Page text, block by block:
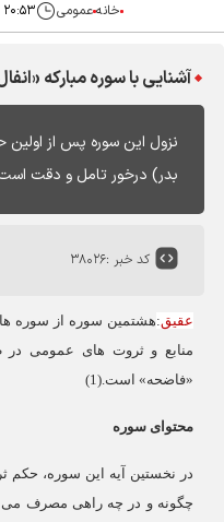
خانهعمومی ۲۰:۵۳
آشنایی با سوره مبارکه
نزول اين سوره پس از
بدر) درخور تامل و دقت است.
کد خبر :۳۸۰۲۶
عقیق:هشتمین سوره از سوره های
منابع و ثروت‏ هاى عمومى در
«فاضحه» است.(1 )
محتوای سوره
در نخستين آيه اين سوره، حكم
چگونه و در چه راهى مصرف مى